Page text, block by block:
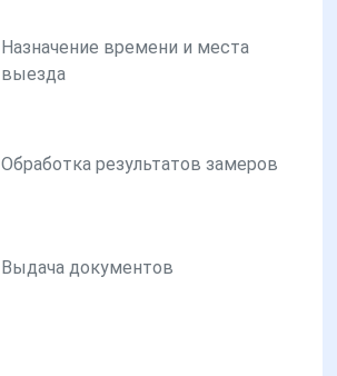
Назначение времени и места
выезда
Обработка результатов замеров
Выдача документов